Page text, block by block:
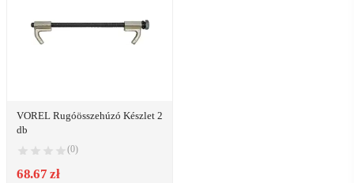
VOREL Rugóösszehúzó Készlet 2
db
(0)
68.67 zł